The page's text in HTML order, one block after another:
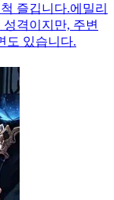
즐깁니다.에밀리
격이지만, 주변
도 있습니다.